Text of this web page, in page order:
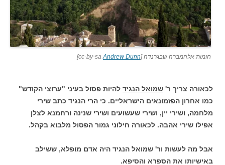
חומות אלהמברה שבגרנדה [cc-by-saAndrew Dunn
]
לכאורה צריך ר' שמואל הנגיד להיות פסול בעיני "ערוצי הקודש"
כמו אחרון הפזמונאים הישראליים. כי הרי הנגיד כתב שירי
מלחמה, ושירי יין, ושירי שעשועים ושירי שנינה ורחמנא לצלן
אפילו שירי אהבה. לכאורה חילוני גמור הפסול מלבוא בקהל.
אבל מה לעשות ור' שמואל הנגיד היה אדם מופלא, ששילב
באישיותו את הספרא והסיפא.